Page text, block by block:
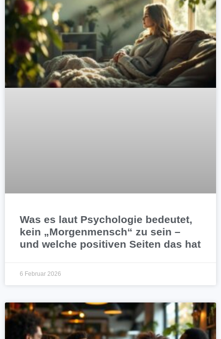
Was es laut Psychologie bedeutet,
kein „Morgenmensch“ zu sein –
und welche positiven Seiten das hat
6 Februar 2026